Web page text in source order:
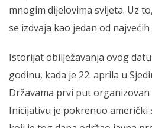
mnogim dijelovima svijeta. Uz
se izdvaja kao jedan od
Istorijat obilježavanja ovog
godinu, kada je 22. aprila u
Državama prvi put organizovan
Inicijativu je pokrenuo američki